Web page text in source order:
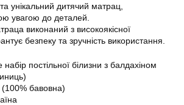
унікальний дитячий матрац,
увагою до деталей.
виконаний з високоякісної
безпеку та зручність використання.
постільної білизни з балдахіном
(100% бавовна)